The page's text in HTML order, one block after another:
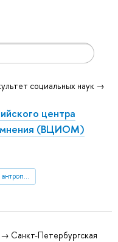
социальных наук →
центра
мнения (ВЦИОМ)
Социология (включая демографию и антропологию)
Санкт-Петербургская